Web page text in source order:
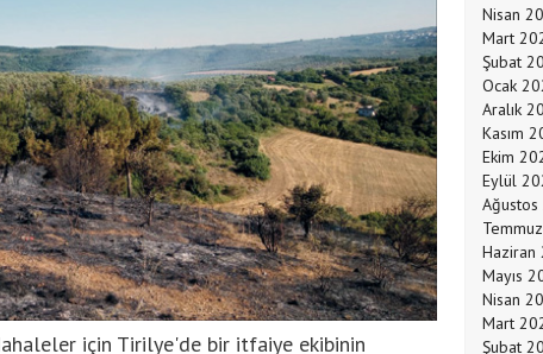
için Tirilye'de bir itfaiye ekibinin
Nisan
Mart
Şubat
Ocak
Aralık
Kasım
Ekim
Eylül
Haziran
Mayıs
Nisan
Mart
Şubat